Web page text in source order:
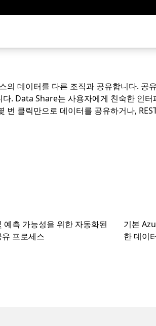
의 데이터를 다른 조직과 공유합니다. 공
. Data Share는 사용자에게 친숙한 인
번 클릭만으로 데이터를 공유하거나,
예측 가능성을 위한 자동화된
프로세스
기본
한 데이